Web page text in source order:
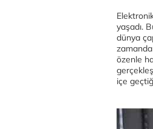
yaşadı.
dünya
zamanda
özenle
içe